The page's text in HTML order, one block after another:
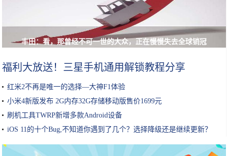
丰田：看，那曾经不可一世的大众，正在慢慢失去全球销冠
福利大放送！三星手机通用解锁教程分享
红米2不再是唯一的选择—大神F1体验
小米4新版发布 2G内存32G存储移动版售价1699元
刷机工具TWRP新增多款Android设备
iOS 11的十个Bug,不知道你遇到了几个？选择降级还是继续更新？